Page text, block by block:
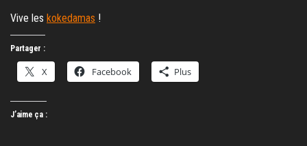
Vive les kokedamas !
Partager :
X Facebook Plus
J’aime ça :